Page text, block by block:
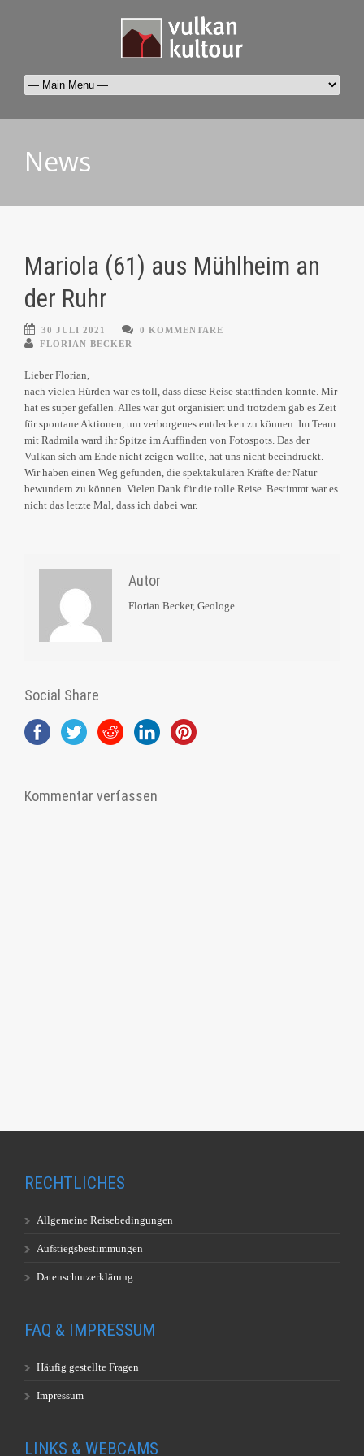
News
Mariola (61) aus Mühlheim an
der Ruhr
30 JULI 2021
0 KOMMENTARE
FLORIAN BECKER
Lieber Florian,
nach vielen Hürden war es toll, dass diese Reise stattfinden konnte. Mir
hat es super gefallen. Alles war gut organisiert und trotzdem gab es Zeit
für spontane Aktionen, um verborgenes entdecken zu können. Im Team
mit Radmila ward ihr Spitze im Auffinden von Fotospots. Das der
Vulkan sich am Ende nicht zeigen wollte, hat uns nicht beeindruckt.
Wir haben einen Weg gefunden, die spektakulären Kräfte der Natur
bewundern zu können. Vielen Dank für die tolle Reise. Bestimmt war es
nicht das letzte Mal, dass ich dabei war.
Autor
Florian Becker, Geologe
Social Share
Kommentar verfassen
RECHTLICHES
Allgemeine Reisebedingungen
Aufstiegsbestimmungen
Datenschutzerklärung
FAQ & IMPRESSUM
Häufig gestellte Fragen
Impressum
LINKS & WEBCAMS